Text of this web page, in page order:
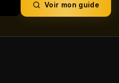
Voir mon guide